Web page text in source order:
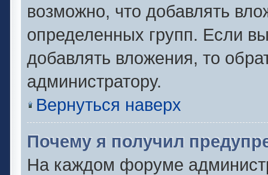
возможно, что добавлять
определенных групп. Если
добавлять вложения, то
администратору.
Вернуться наверх
Почему я получил
На каждом форуме